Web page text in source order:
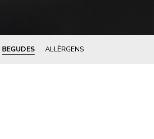
BEGUDES AL·LÈRGENS